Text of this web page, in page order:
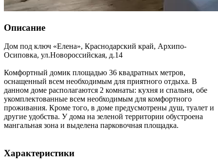
Описание
Дом под ключ «Елена», Краснодарский край, Архипо-
Осиповка, ул.Новороссийская, д.14
Комфортный домик площадью 36 квадратных метров,
оснащенный всем необходимым для приятного отдыха. В
данном доме располагаются 2 комнаты: кухня и спальня, обе
укомплектованные всем необходимым для комфортного
проживания. Кроме того, в доме предусмотрены душ, туалет и
другие удобства. У дома на зеленой территории обустроена
мангальная зона и выделена парковочная площадка.
Характеристики